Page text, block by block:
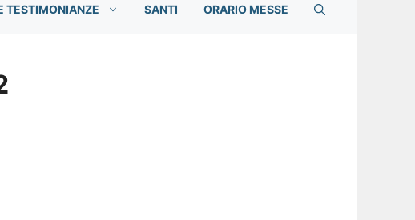
TESTIMONIANZE SANTI ORARIO MESSE